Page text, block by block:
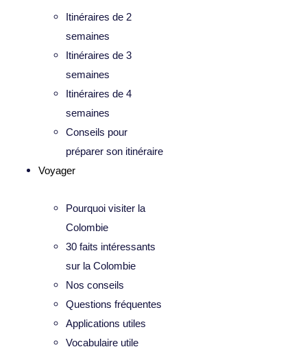
Itinéraires de 2
semaines
Itinéraires de 3
semaines
Itinéraires de 4
semaines
Conseils pour
préparer son itinéraire
Voyager
Pourquoi visiter la
Colombie
30 faits intéressants
sur la Colombie
Nos conseils
Questions fréquentes
Applications utiles
Vocabulaire utile